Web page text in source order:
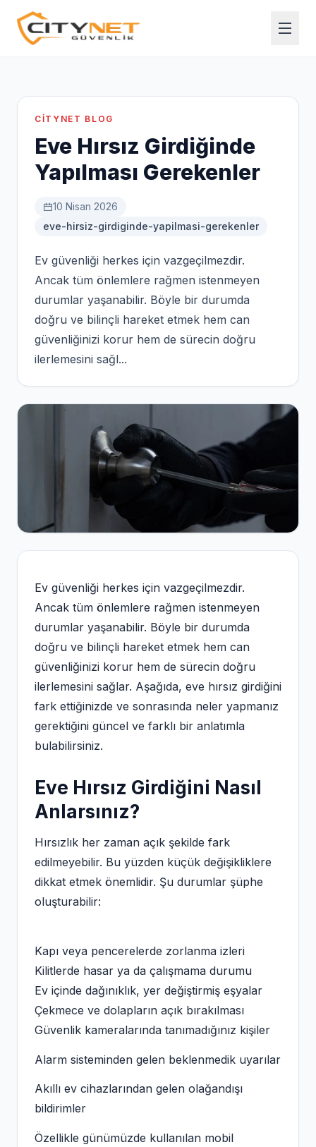
CITYNET BLOG
Eve Hırsız Girdiğinde
Yapılması Gerekenler
10 Nisan 2026
eve-hirsiz-girdiginde-yapilmasi-gerekenler
Ev güvenliği herkes için vazgeçilmezdir.
Ancak tüm önlemlere rağmen istenmeyen
durumlar yaşanabilir. Böyle bir durumda
doğru ve bilinçli hareket etmek hem can
güvenliğinizi korur hem de sürecin doğru
ilerlemesini sağl...
Ev güvenliği herkes için vazgeçilmezdir.
Ancak tüm önlemlere rağmen istenmeyen
durumlar yaşanabilir. Böyle bir durumda
doğru ve bilinçli hareket etmek hem can
güvenliğinizi korur hem de sürecin doğru
ilerlemesini sağlar. Aşağıda, eve hırsız girdiğini
fark ettiğinizde ve sonrasında neler yapmanız
gerektiğini güncel ve farklı bir anlatımla
bulabilirsiniz.
Eve Hırsız Girdiğini Nasıl
Anlarsınız?
Hırsızlık her zaman açık şekilde fark
edilmeyebilir. Bu yüzden küçük değişikliklere
dikkat etmek önemlidir. Şu durumlar şüphe
oluşturabilir:
Kapı veya pencerelerde zorlanma izleri
Kilitlerde hasar ya da çalışmama durumu
Ev içinde dağınıklık, yer değiştirmiş eşyalar
Çekmece ve dolapların açık bırakılması
Güvenlik kameralarında tanımadığınız kişiler
Alarm sisteminden gelen beklenmedik uyarılar
Akıllı ev cihazlarından gelen olağandışı
bildirimler
Özellikle günümüzde kullanılan mobil